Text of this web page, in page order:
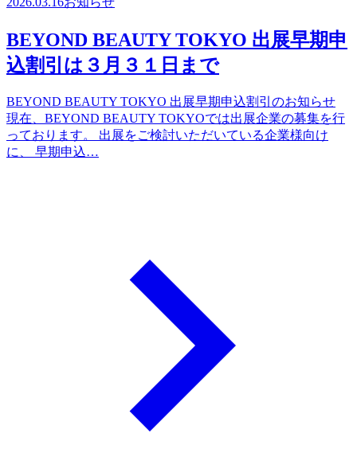
BEYOND BEAUTY TOKYO 出展早期申
込割引は３月３１日まで
BEYOND BEAUTY TOKYO 出展早期申込割引のお知らせ
現在、BEYOND BEAUTY TOKYOでは出展企業の募集を行
っております。 出展をご検討いただいている企業様向け
に、 早期申込…